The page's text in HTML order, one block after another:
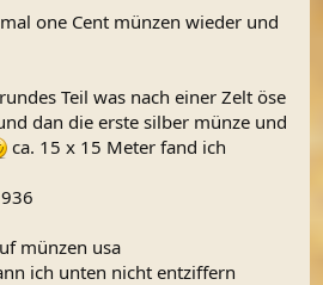
one Cent münzen wieder und
Teil was nach einer Zelt öse
dan die erste silber münze und
ca. 15 x 15 Meter fand ich
münzen usa
ich unten nicht entziffern